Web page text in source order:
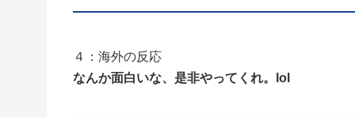
４：海外の反応
なんか面白いな、是非やってくれ。lol